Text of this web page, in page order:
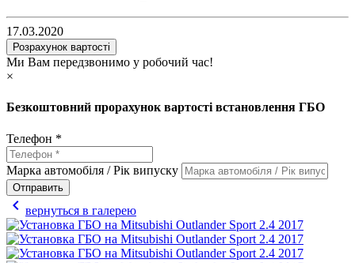
17.03.2020
Розрахунок вартості
Ми Вам передзвонимо у робочий час!
×
Безкоштовний прорахунок вартості встановлення ГБО
Телефон *
Марка автомобіля / Рік випуску
Отправить
chevron_left вернуться в галерею